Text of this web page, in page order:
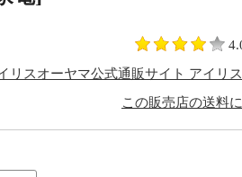
リスオーヤマ公式通販サイト アイリ
この販売店の送料